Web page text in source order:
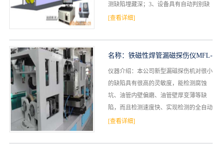
测缺陷埋藏深；3、设备具有自动判别缺
陷，标记缺陷；4、缺陷波形记录、并具
[查看详细]
名称： 铁磁性焊管漏磁探伤仪MFL-
551
仪器介绍：本公司新型漏磁探伤机对很小
的缺陷具有很高的灵敏度，能检测腐蚀
坑、油管内壁偏磨、油管壁厚变薄等缺
陷，而且检测速度快、实现检测的全自动
化，采用计算机显示屏显示检测曲线，自
[查看详细]